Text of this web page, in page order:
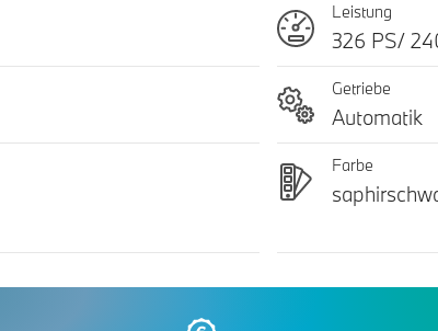
Leistung
326 PS/
Getriebe
Automatik
Farbe